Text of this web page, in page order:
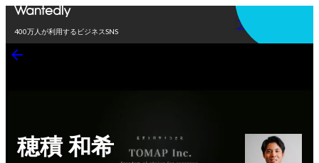
400万人が利用するビジネスSNS
アプリを使う
穂積 和希